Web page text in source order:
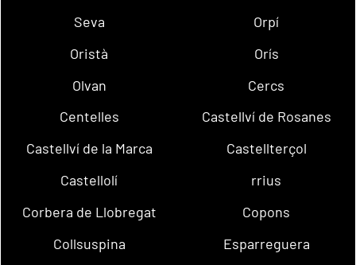
Seva
Orpí
Oristà
Orís
Olvan
Cercs
Centelles
Castellví de Rosanes
Castellví de la Marca
Castellterçol
Castellolí
rrius
Corbera de Llobregat
Copons
Collsuspina
Esparreguera